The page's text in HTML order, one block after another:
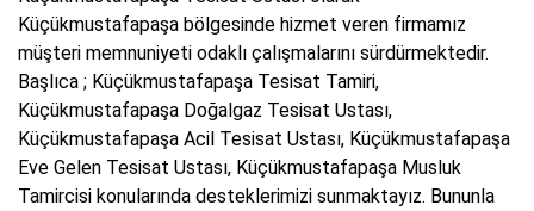
Küçükmustafapaşa bölgesinde hizmet veren firmamız
müşteri memnuniyeti odaklı çalışmalarını sürdürmektedir.
Başlıca ; Küçükmustafapaşa Tesisat Tamiri,
Küçükmustafapaşa Doğalgaz Tesisat Ustası,
Küçükmustafapaşa Acil Tesisat Ustası, Küçükmustafapaşa
Eve Gelen Tesisat Ustası, Küçükmustafapaşa Musluk
Tamircisi konularında desteklerimizi sunmaktayız. Bununla